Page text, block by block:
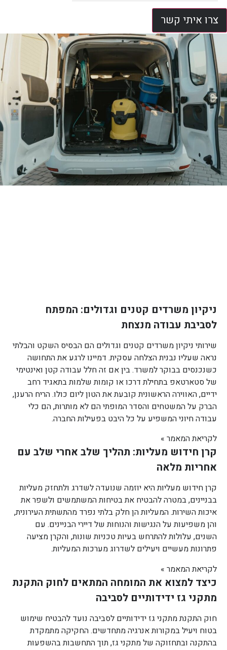
צרו איתי קשר
ניקיון משרדים קטנים וגדולים: המפתח
לסביבת עבודה מנצחת
שירותי ניקיון משרדים קטנים וגדולים הם הבסיס השקט והבלתי
נראה שעליו נבנית הצלחה עסקית. דמיינו לרגע את התחושה
כשנכנסים בבוקר למשרד. בין אם זה חלל עבודה קטן ואינטימי
של סטארטאפ בתחילת דרכו או קומות שלמות בתאגיד רחב
ידיים, האווירה הראשונית קובעת את הטון ליום כולו. הריח הרענן,
הברק על המשטחים והסדר המופתי הם לא מותרות, הם כלי
עבודה חיוני המשפיע על כל היבט בפעילות החברה.
לקריאת המאמר »
קרן חידוש מעליות: תהליך שלב אחרי שלב עם
אחריות מלאה
קרן חידוש מעליות היא יוזמה שנועדה לשדרג ולתחזק מעליות
בבניינים, במטרה להבטיח את בטיחות המשתמשים ולשפר את
איכות השירות. המעליות הן חלק בלתי נפרד מהתשתית העירונית,
והן משפיעות על הנגישות והנוחות של דיירי הבניינים. עם
השנים, עלולות להתרחש בעיות טכניות שונות, והקרן מציעה
פתרונות מעשיים ויעילים לשדרוג מערכות המעליות.
לקריאת המאמר »
כיצד למצוא את המומחה המתאים לחוק התקנת
מתקני גז ידידותיים לסביבה
חוק התקנת מתקני גז ידידותיים לסביבה נועד להבטיח שימוש
בטוח ויעיל במקורות אנרגיה מתחדשים. החקיקה מתמקדת
בהתקנה ובתחזוקה של מתקני גז, תוך התחשבות בהשפעות